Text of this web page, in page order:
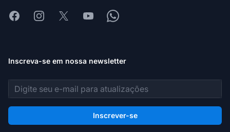
FacebookInstagram
X YoutubeWhatsapp
Inscreva-se em nossa newsletter
Endereço de e-mail
Inscrever-se